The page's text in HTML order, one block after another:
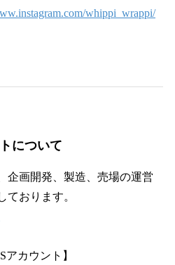
whippi_wrappi/
について
企画開発、製造、売場の運営
ております。
アカウント】